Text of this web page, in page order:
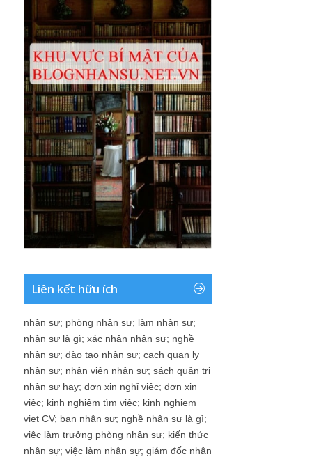
Liên kết hữu ích
nhân sự; phòng nhân sự; làm nhân sự;
nhân sự là gì; xác nhận nhân sự; nghề
nhân sự; đào tạo nhân sự; cach quan ly
nhân sự; nhân viên nhân sự; sách quản trị
nhân sự hay; đơn xin nghỉ việc; đơn xin
việc; kinh nghiệm tìm việc; kinh nghiem
viet CV; ban nhân sự; nghề nhân sự là gì;
việc làm trưởng phòng nhân sự; kiến thức
nhân sự; việc làm nhân sự; giám đốc nhân